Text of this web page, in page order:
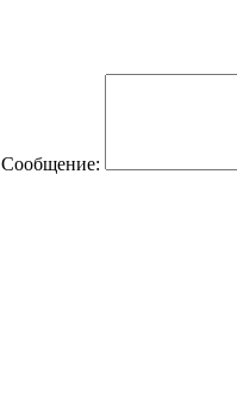
Сообщение: